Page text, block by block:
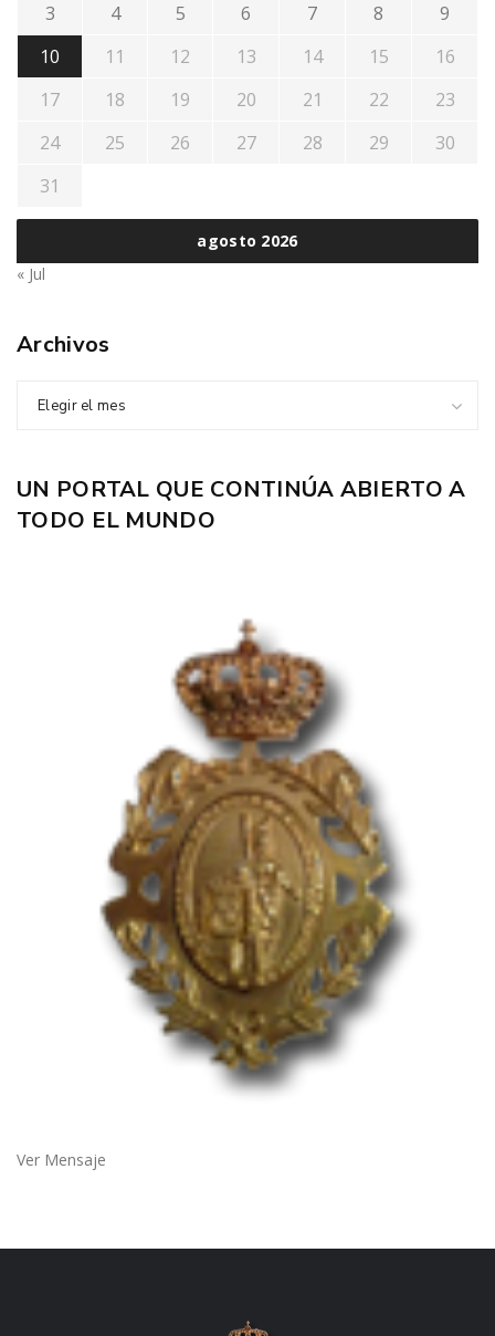
agosto 2026
3
4 5 6 7 8
9
10
11 12 13 14 15
16
17
18 19 20 21 22
23
24
25 26 27 28 29
30
31
« Jul
Archivos
Elegir el mes
UN PORTAL QUE CONTINÚA ABIERTO A
TODO EL MUNDO
Ver Mensaje